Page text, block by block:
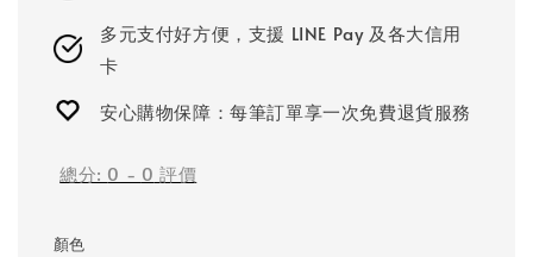
多元支付好方便，支援 LINE Pay 及各大信用
卡
安心購物保障：每筆訂單享一次免費退貨服務
總分: 0 - 0 評價
顏色